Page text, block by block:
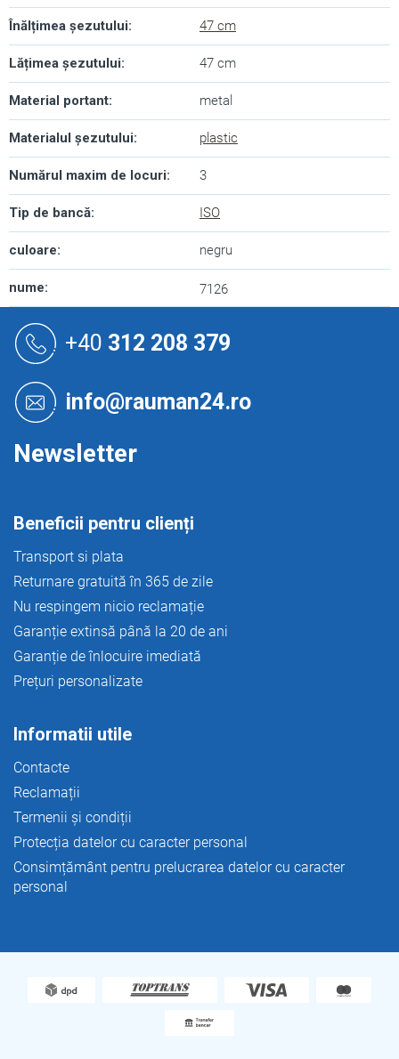
Înălțimea șezutului: 47 cm
Lățimea șezutului: 47 cm
Material portant: metal
Materialul șezutului: plastic
Numărul maxim de locuri: 3
Tip de bancă: ISO
culoare: negru
nume: 7126
+40 312 208 379
info@rauman24.ro
Newsletter
Beneficii pentru clienți
Transport si plata
Returnare gratuită în 365 de zile
Nu respingem nicio reclamație
Garanție extinsă până la 20 de ani
Garanție de înlocuire imediată
Prețuri personalizate
Informatii utile
Contacte
Reclamații
Termenii și condiții
Protecția datelor cu caracter personal
Consimțământ pentru prelucrarea datelor cu caracter
personal